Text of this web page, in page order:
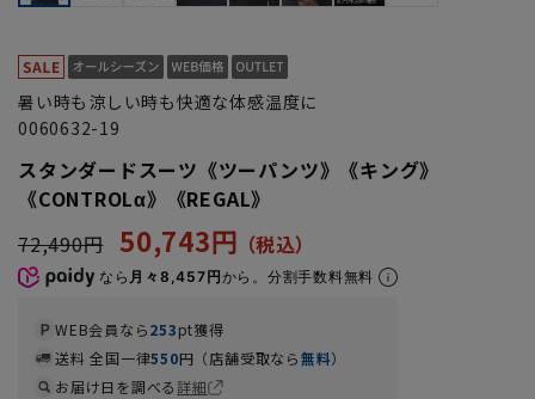
暑い時も涼しい時も快適な体感温度に
0060632-19
スタンダードスーツ《ツーパンツ》《キング》
《CONTROLα》《REGAL》
72,490円 50,743円
なら 月々8,457円から。分割手数料無料
WEB会員なら253pt獲得
送料 全国一律550円（店舗受取なら無料）
お届け日を調べる詳細